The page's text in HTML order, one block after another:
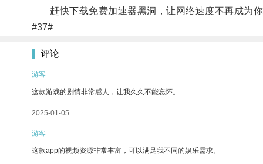
赶快下载免费加速器黑洞，让网络速度不再成为
#37#
评论
游客
这款游戏的剧情非常感人，让我久久不能忘怀。
2025-01-05
游客
这款app的视频资源非常丰富，可以满足我不同的娱乐需求。